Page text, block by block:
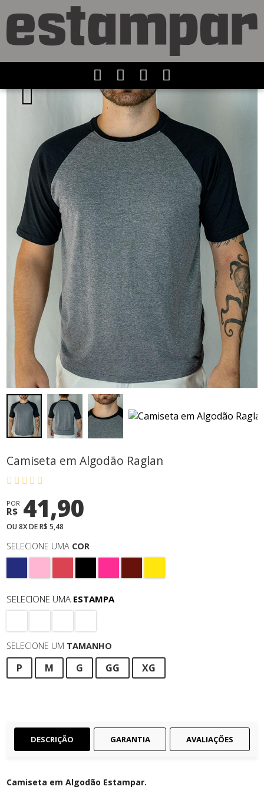
Camiseta em Algodão Raglan
POR
R$ 41,90
OU 8X DE R$ 5,48
SELECIONE UMA COR
SELECIONE UMA ESTAMPA
SELECIONE UM TAMANHO
P M G GG XG
DESCRIÇÃO GARANTIA AVALIAÇÕES
Camiseta em Algodão Estampar.